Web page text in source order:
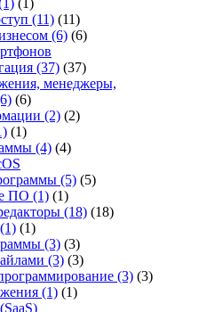
(1)
(11) (11)
(6) (6)
(37) (37)
менеджеры,
(6)
(2) (2)
(1)
(4) (4)
(5) (5)
ПО (1) (1)
(18) (18)
(1) (1)
(3) (3)
(3) (3)
(3) (3)
(1) (1)